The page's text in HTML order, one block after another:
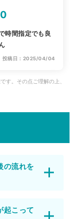
時間指定でも良
投稿日：2025/04/04
す。その点ご理解の上、
の流れを
起こって